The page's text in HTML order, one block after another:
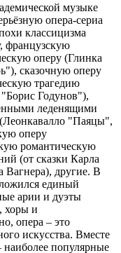
музыке
опера-сериа
классицизма
французскую
оперу (Глинка
сказочную оперу
трагедию
Годунов"),
леденящими
"Паяцы",
оперу
романтическую
(от сказки Карла
другие. В
единый
арии и дуэты
хоры и
опера – это
искусства. Вместе
наиболее популярные